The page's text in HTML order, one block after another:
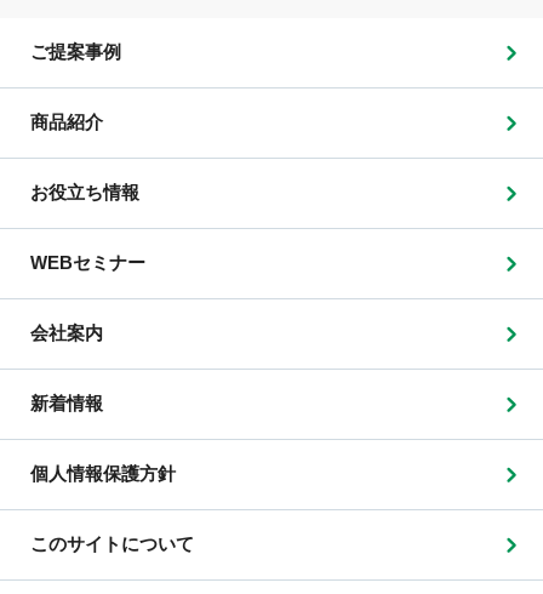
ご提案事例
商品紹介
お役立ち情報
WEBセミナー
会社案内
新着情報
個人情報保護方針
このサイトについて